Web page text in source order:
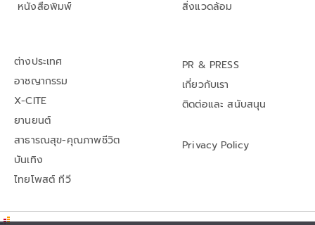
หนังสือพิมพ์
สิ่งแวดล้อม
ต่างประเทศ
อาชญากรรม
X-CITE
ยานยนต์
สาธารณสุข-คุณภาพชีวิต
บันเทิง
ไทยโพสต์ ทีวี
PR & PRESS
เกี่ยวกับเรา
ติดต่อและ สนับสนุน
Privacy Policy